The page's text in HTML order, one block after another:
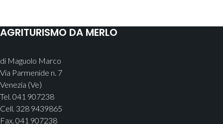
AGRITURISMO DA MERLO
di Maguolo Marco
Via Parmenide n. 7
Venezia (Ve)
Tel. 041 907238
Cell. 328 9439865
Fax. 041 907238